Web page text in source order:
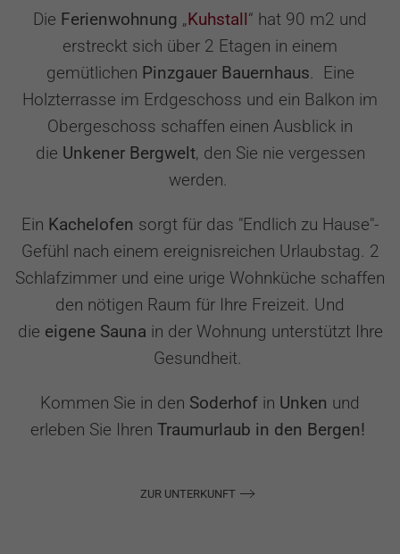
Die Ferienwohnung „Kuhstall“ hat 90 m2 und
erstreckt sich über 2 Etagen in einem
gemütlichen Pinzgauer Bauernhaus. Eine
Holzterrasse im Erdgeschoss und ein Balkon im
Obergeschoss schaffen einen Ausblick in
die Unkener Bergwelt, den Sie nie vergessen
werden.
Ein Kachelofen sorgt für das "Endlich zu Hause"-
Gefühl nach einem ereignisreichen Urlaubstag. 2
Schlafzimmer und eine urige Wohnküche schaffen
den nötigen Raum für Ihre Freizeit. Und
die eigene Sauna in der Wohnung unterstützt Ihre
Gesundheit.
Kommen Sie in den Soderhof in Unken und
erleben Sie Ihren Traumurlaub in den Bergen!
ZUR UNTERKUNFT